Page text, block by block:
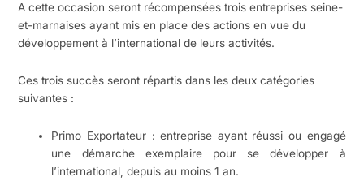
A cette occasion seront récompensées trois entreprises seine-
et-marnaises ayant mis en place des actions en vue du
développement à l’international de leurs activités.
Ces trois succès seront répartis dans les deux catégories
suivantes :
Primo Exportateur : entreprise ayant réussi ou engagé
une démarche exemplaire pour se développer à
l’international, depuis au moins 1 an.